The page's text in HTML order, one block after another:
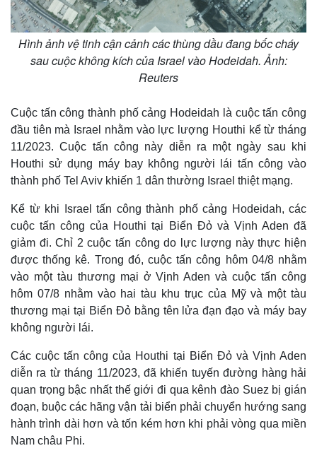
Thế giới
Quan sát
Cuộc sống đó đây
Multimedia
Video
Ảnh
E-Magazine
Kinh tế
Bất động sản
Thị trường
Hình ảnh vệ tinh cận cảnh các thùng dầu đang bốc cháy
sau cuộc không kích của Israel vào Hodeidah. Ảnh:
Reuters
Cuộc tấn công thành phố cảng Hodeidah là cuộc tấn công
đầu tiên mà Israel nhằm vào lực lượng Houthi kể từ tháng
11/2023. Cuộc tấn công này diễn ra một ngày sau khi
Houthi sử dụng máy bay không người lái tấn công vào
thành phố Tel Aviv khiến 1 dân thường Israel thiệt mạng.
Kể từ khi Israel tấn công thành phố cảng Hodeidah, các
cuộc tấn công của Houthi tại Biển Đỏ và Vịnh Aden đã
giảm đi. Chỉ 2 cuộc tấn công do lực lượng này thực hiện
được thống kê. Trong đó, cuộc tấn công hôm 04/8 nhằm
vào một tàu thương mại ở Vịnh Aden và cuộc tấn công
hôm 07/8 nhằm vào hai tàu khu trục của Mỹ và một tàu
thương mại tại Biển Đỏ bằng tên lửa đạn đạo và máy bay
không người lái.
Các cuộc tấn công của Houthi tại Biển Đỏ và Vịnh Aden
diễn ra từ tháng 11/2023, đã khiến tuyến đường hàng hải
quan trọng bậc nhất thế giới đi qua kênh đào Suez bị gián
đoạn, buộc các hãng vận tải biển phải chuyển hướng sang
hành trình dài hơn và tốn kém hơn khi phải vòng qua miền
Nam châu Phi.